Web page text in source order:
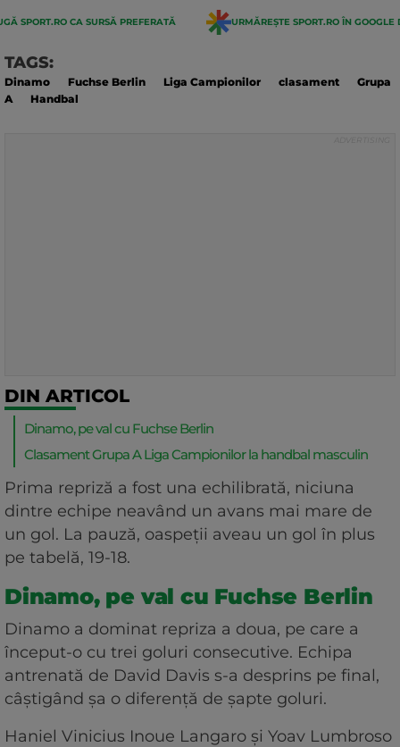
SPORT.RO CA SURSĂ PREFERATĂ URMĂREȘTE SPORT.RO ÎN GOOGLE
TAGS:
Dinamo Fuchse Berlin Liga Campionilor clasament
Grupa
A
Handbal
DIN ARTICOL
Dinamo, pe val cu Fuchse Berlin
Clasament Grupa A Liga Campionilor la handbal masculin
Prima repriză a fost una echilibrată, niciuna
dintre echipe neavând un avans mai mare de
un gol. La pauză, oaspeţii aveau un gol în plus
pe tabelă, 19-18.
Dinamo, pe val cu Fuchse Berlin
Dinamo a dominat repriza a doua, pe care a
început-o cu trei goluri consecutive. Echipa
antrenată de David Davis s-a desprins pe final,
câştigând şa o diferenţă de şapte goluri.
Haniel Vinicius Inoue Langaro şi Yoav Lumbroso